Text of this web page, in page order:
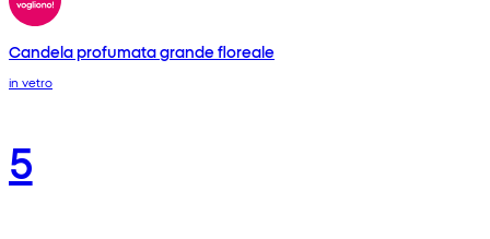
Candela profumata grande floreale
in vetro
5